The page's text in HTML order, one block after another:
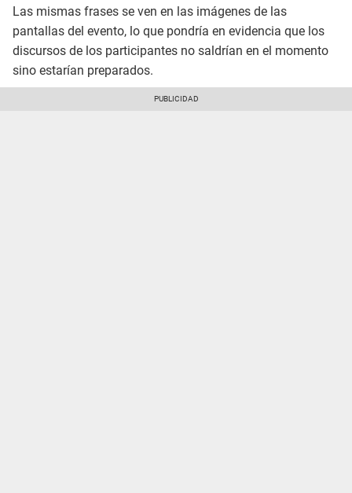
Las mismas frases se ven en las imágenes de las
pantallas del evento, lo que pondría en evidencia que los
discursos de los participantes no saldrían en el momento
sino estarían preparados.